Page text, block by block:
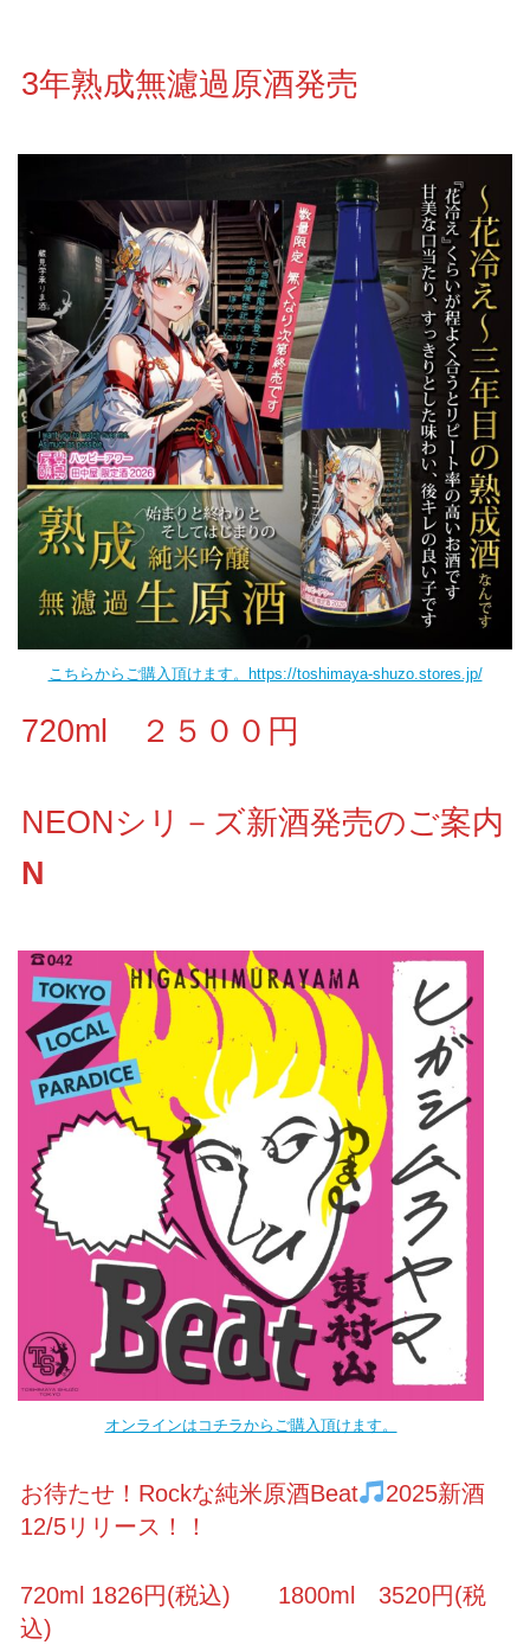
3年熟成無濾過原酒発売
こちらからご購入頂けます。https://toshimaya-shuzo.stores.jp/
720ml ２５００円
NEONシリ－ズ新酒発売のご案内
N
オンラインはコチラからご購入頂けます。
お待たせ！Rockな純米原酒Beat
2025新酒
12/5リリース！！
720ml 1826円(税込) 1800ml 3520円(税
込)